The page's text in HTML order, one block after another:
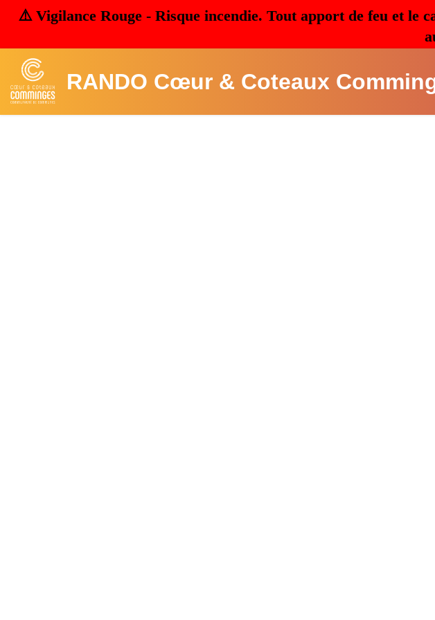
⚠️ Vigilance Rouge - Risque incendie. Tout apport de feu et le
RANDO Cœur & Coteaux